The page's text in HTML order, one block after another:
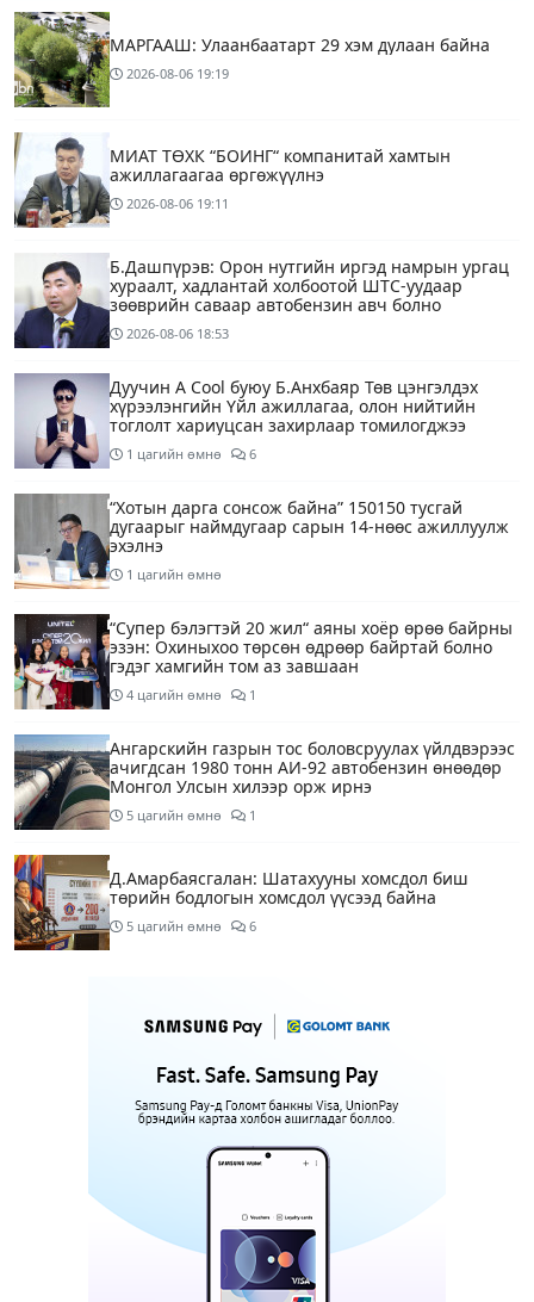
МАРГААШ: Улаанбаатарт 29 хэм дулаан байна
2026-08-06 19:19
МИАТ ТӨХК “БОИНГ“ компанитай хамтын
ажиллагаагаа өргөжүүлнэ
2026-08-06 19:11
Б.Дашпүрэв: Орон нутгийн иргэд намрын ургац
хураалт, хадлантай холбоотой ШТС-уудаар
зөөврийн саваар автобензин авч болно
2026-08-06 18:53
Дуучин A Cool буюу Б.Анхбаяр Төв цэнгэлдэх
хүрээлэнгийн Үйл ажиллагаа, олон нийтийн
тоглолт хариуцсан захирлаар томилогджээ
1 цагийн өмнө 6
“Хотын дарга сонсож байна” 150150 тусгай
дугаарыг наймдугаар сарын 14-нөөс ажиллуулж
эхэлнэ
1 цагийн өмнө
“Супер бэлэгтэй 20 жил“ аяны хоёр өрөө байрны
эзэн: Охиныхоо төрсөн өдрөөр байртай болно
гэдэг хамгийн том аз завшаан
4 цагийн өмнө 1
Ангарскийн газрын тос боловсруулах үйлдвэрээс
ачигдсан 1980 тонн АИ-92 автобензин өнөөдөр
Монгол Улсын хилээр орж ирнэ
5 цагийн өмнө 1
Д.Амарбаясгалан: Шатахууны хомсдол биш
төрийн бодлогын хомсдол үүсээд байна
5 цагийн өмнө 6
23:00 цагаас түр хааж, борооны ус зайлуулах
шугамын хөндлөн сэтэлгээ хийнэ
Нэгдүгээр ангид элсэгчдийн бүртгэлийг энэ
сарын 17-ноос E-Mongolia системээр зохион
Өнөөдөр тэгш тоогоор төгссөн автомашинтай
иргэд 50 хүртэлх мянган төгрөгөнд БЕНЗИН авна
7 цагийн өмнө